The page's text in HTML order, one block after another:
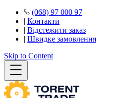
(068) 97 000 97
| Контакти
| Відстежити заказ
| Швидке замовлення
Skip to Content